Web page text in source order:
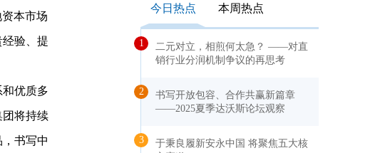
本市场
验、提
优质多
团将持续
书写中
今日热点 本周热点
1
二元对立，相煎何太急？ ——对直
销行业分润机制争议的再思考
2
书写开放包容、合作共赢新篇章
——2025夏季达沃斯论坛观察
3
于秉良履新安永中国 将聚焦五大核